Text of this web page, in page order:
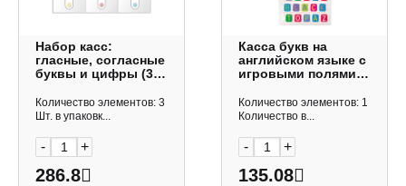
Набор касс:
гласные, согласные
буквы и цифры (3
ВК05) ВК12 Стамм
Количество элементов: 3
Шт. в упаковк...
- +
286.8
Касса букв на
английском языке с
игровыми полями
Количество элементов: 1
Количество в...
- +
135.08